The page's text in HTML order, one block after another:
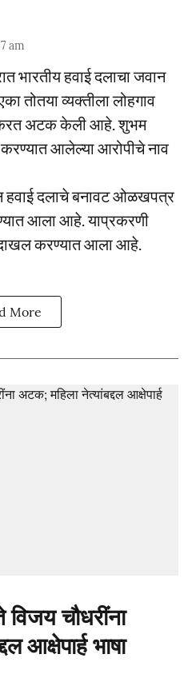
am
भारतीय हवाई दलाचा जवान
तोतया व्यक्तीला लोहगाव
करत अटक केली आहे. शुभम
आलेल्या आरोपीचे नाव
हवाई दलाचे बनावट ओळखपत्र
आला आहे. याप्रकरणी
दाखल करण्यात आला आहे.
More
चौधरींना
आक्षेपार्ह भाषा